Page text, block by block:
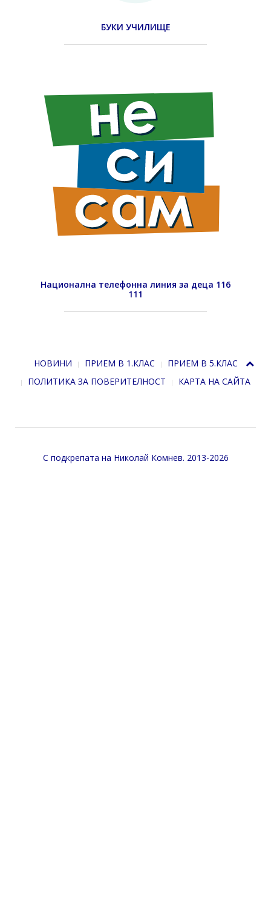
БУКИ УЧИЛИЩЕ
Национална телефонна линия за деца 116
111
НОВИНИ ПРИЕМ В 1.КЛАС
ПРИЕМ В 5.КЛАС
ПОЛИТИКА ЗА ПОВЕРИТЕЛНОСТ
КАРТА НА САЙТА
С подкрепата на Николай Комнев. 2013-2026